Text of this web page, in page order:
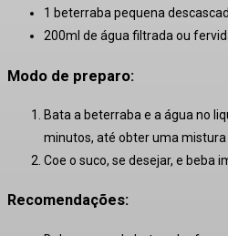
1 beterraba pequena
200ml de água filtrada ou
Modo de preparo:
Bata a beterraba e a água no
minutos, até obter uma mistura
Coe o suco, se desejar, e beba
Recomendações: